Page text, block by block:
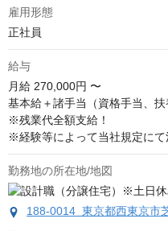
雇用形態
正社員
給与
月給 270,000円 〜
基本給＋諸手当（資格手当、扶
※残業代全額支給！
※経験等によって当社規定にて
勤務地の所在地/地図
188-0014 東京都西東京市